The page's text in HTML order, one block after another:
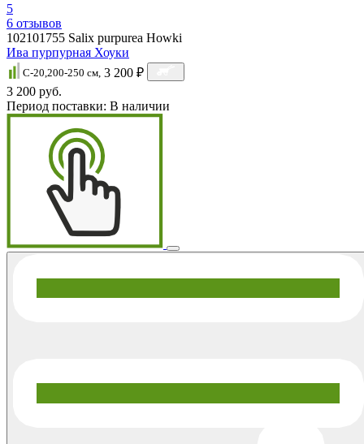
5
6 отзывов
102101755 Salix purpurea Howki
Ива пурпурная Хоуки
C-20,200-250 см, 3 200 ₽
3 200 руб.
Период поставки: В наличии